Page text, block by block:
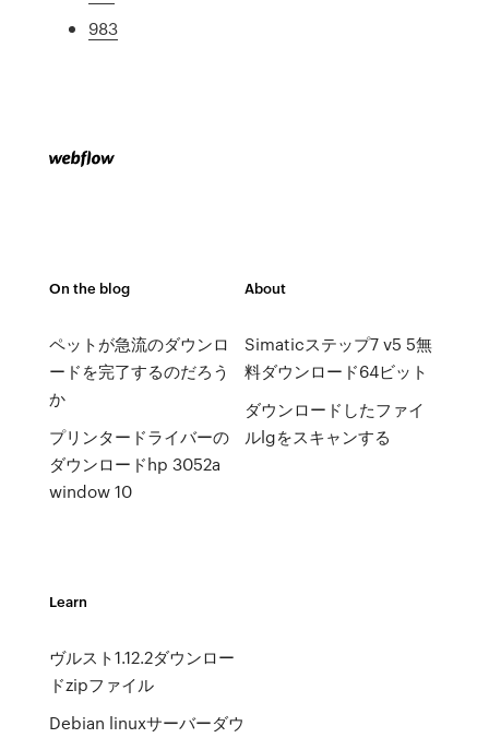
983
On the blog
ペットが急流のダウンロ
ードを完了するのだろう
か
プリンタードライバーの
ダウンロードhp 3052a
window 10
About
Simaticステップ7 v5 5無
料ダウンロード64ビット
ダウンロードしたファイ
ルlgをスキャンする
Learn
ヴルスト1.12.2ダウンロー
ドzipファイル
Debian linuxサーバーダウ